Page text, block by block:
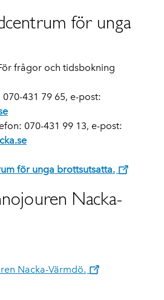
för unga
frågor och tidsbokning
431 79 65, e-post:
070-431 99 13, e-post:
för unga brottsutsatta.
Nacka-
Nacka-Värmdö.